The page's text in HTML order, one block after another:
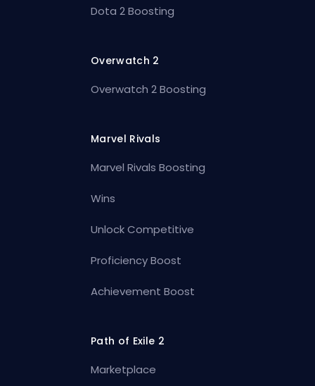
Dota 2 Boosting
Overwatch 2
Overwatch 2 Boosting
Marvel Rivals
Marvel Rivals Boosting
Wins
Unlock Competitive
Proficiency Boost
Achievement Boost
Path of Exile 2
Marketplace